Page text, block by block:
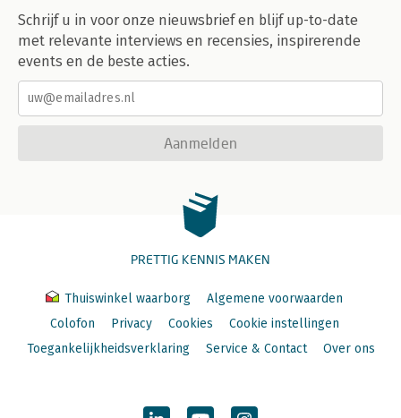
Schrijf u in voor onze nieuwsbrief en blijf up-to-date
met relevante interviews en recensies, inspirerende
events en de beste acties.
Aanmelden
PRETTIG KENNIS MAKEN
Thuiswinkel waarborg
Algemene voorwaarden
Colofon
Privacy Cookies
Cookie instellingen
Toegankelijkheidsverklaring
Service & Contact Over ons